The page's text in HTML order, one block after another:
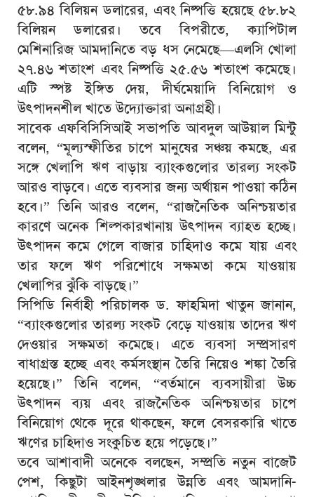
৫৮.৯৪ বিলিয়ন ডলারের, এবং নিষ্পত্তি হয়েছে ৫৮.৮২
বিলিয়ন ডলারের। তবে বিপরীতে, ক্যাপিটাল
মেশিনারিজ আমদানিতে বড় ধস নেমেছে—এলসি খোলা
২৭.৪৬ শতাংশ এবং নিষ্পত্তি ২৫.৫৬ শতাংশ কমেছে।
এটি স্পষ্ট ইঙ্গিত দেয়, দীর্ঘমেয়াদি বিনিয়োগ ও
উৎপাদনশীল খাতে উদ্যোক্তারা অনাগ্রহী।
সাবেক এফবিসিসিআই সভাপতি আবদুল আউয়াল মিন্টু
বলেন, “মূল্যস্ফীতির চাপে মানুষের সঞ্চয় কমছে, এর
সঙ্গে খেলাপি ঋণ বাড়ায় ব্যাংকগুলোর তারল্য সংকট
আরও বাড়বে। এতে ব্যবসার জন্য অর্থায়ন পাওয়া কঠিন
হবে।” তিনি আরও বলেন, “রাজনৈতিক অনিশ্চয়তার
কারণে অনেক শিল্পকারখানায় উৎপাদন ব্যাহত হচ্ছে।
উৎপাদন কমে গেলে বাজার চাহিদাও কমে যায় এবং
তার ফলে ঋণ পরিশোধে সক্ষমতা কমে যাওয়ায়
খেলাপির ঝুঁকি বাড়ছে।”
সিপিডি নির্বাহী পরিচালক ড. ফাহমিদা খাতুন জানান,
“ব্যাংকগুলোর তারল্য সংকট বেড়ে যাওয়ায় তাদের ঋণ
দেওয়ার সক্ষমতা কমেছে। এতে ব্যবসা সম্প্রসারণ
বাধাগ্রস্ত হচ্ছে এবং কর্মসংস্থান তৈরি নিয়েও শঙ্কা তৈরি
হয়েছে।” তিনি বলেন, “বর্তমানে ব্যবসায়ীরা উচ্চ
উৎপাদন ব্যয় এবং রাজনৈতিক অনিশ্চয়তার চাপে
বিনিয়োগ থেকে দূরে থাকছেন, ফলে বেসরকারি খাতে
ঋণের চাহিদাও সংকুচিত হয়ে পড়েছে।”
তবে আশাবাদী অনেকে বলছেন, সম্প্রতি নতুন বাজেট
পেশ, কিছুটা আইনশৃঙ্খলার উন্নতি এবং আমদানি-